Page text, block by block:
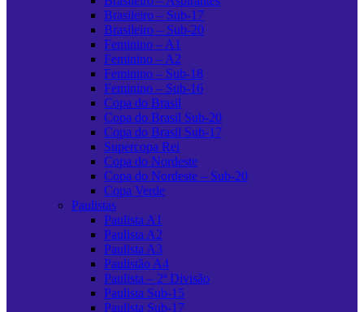
Brasileiro – Sub-17
Brasileiro – Sub-20
Feminino – A1
Feminino – A2
Feminino – Sub-18
Feminino – Sub-16
Copa do Brasil
Copa do Brasil Sub-20
Copa do Brasil Sub-17
Supercopa Rei
Copa do Nordeste
Copa do Nordeste – Sub-20
Copa Verde
Paulistas
Paulista A1
Paulista A2
Paulista A3
Paulistão A4
Paulista – 2ª Divisão
Paulista Sub-15
Paulista Sub-17